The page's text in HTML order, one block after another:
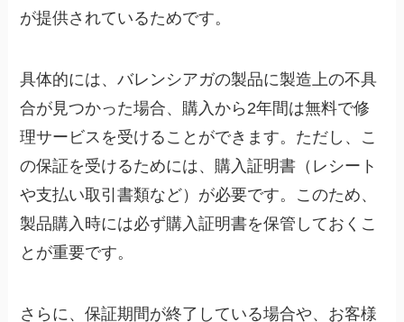
が提供されているためです。
具体的には、バレンシアガの製品に製造上の不具
合が見つかった場合、購入から2年間は無料で修
理サービスを受けることができます。 ただし、こ
の保証を受けるためには、購入証明書（レシート
や支払い取引書類など）が必要です。このため、
製品購入時には必ず購入証明書を保管しておくこ
とが重要です。
さらに、保証期間が終了している場合や、お客様